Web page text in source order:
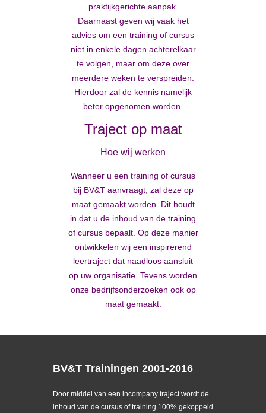
praktijkgerichte aanpak.
Daarnaast geven wij vaak het
advies om een training of cursus
niet in enkele dagen achterelkaar
te volgen, maar om deze over
meerdere weken te verspreiden.
Hierdoor zal de kennis namelijk
beter opgenomen worden.
Traject op maat
Hoe wij werken
Wanneer u een training of cursus
bij BV&T aanvraagt, zal deze op
maat gemaakt worden. Dit houdt
in dat u de inhoud van de training
of cursus bepaalt. Op deze manier
ontwikkelen wij een inspirerend
leertraject dat naadloos aansluit
op uw organisatie. Tevens worden
onze bedrijfsonderzoeken ook op
maat gemaakt.
BV&T Trainingen 2001-2016
Door middel van een incompany traject wordt de
inhoud van de cursus of training 100% gekoppeld